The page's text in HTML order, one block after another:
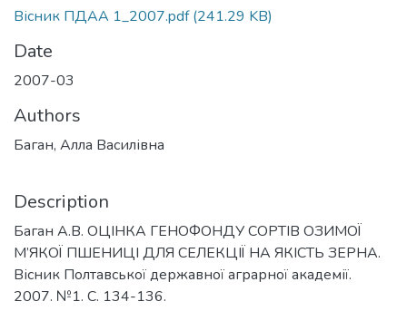
Вісник ПДАА 1_2007.pdf(241.29 KB)
Date
2007-03
Authors
Баган, Алла Василівна
Description
Баган А.В. ОЦІНКА ГЕНОФОНДУ СОРТІВ ОЗИМОЇ
М’ЯКОЇ ПШЕНИЦІ ДЛЯ СЕЛЕКЦІЇ НА ЯКІСТЬ ЗЕРНА.
Вісник Полтавської державної аграрної академії.
2007. №1. С. 134-136.